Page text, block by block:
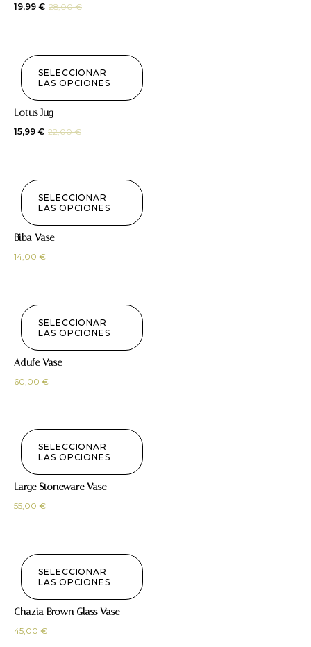
28,00€
19,99 €
SELECCIONAR
LAS OPCIONES
Lotus Jug
22,00€
15,99 €
SELECCIONAR
LAS OPCIONES
Biba Vase
14,00 €
SELECCIONAR
LAS OPCIONES
Adufe Vase
60,00 €
SELECCIONAR
LAS OPCIONES
Large Stoneware Vase
55,00 €
SELECCIONAR
LAS OPCIONES
Chazia Brown Glass Vase
45,00 €